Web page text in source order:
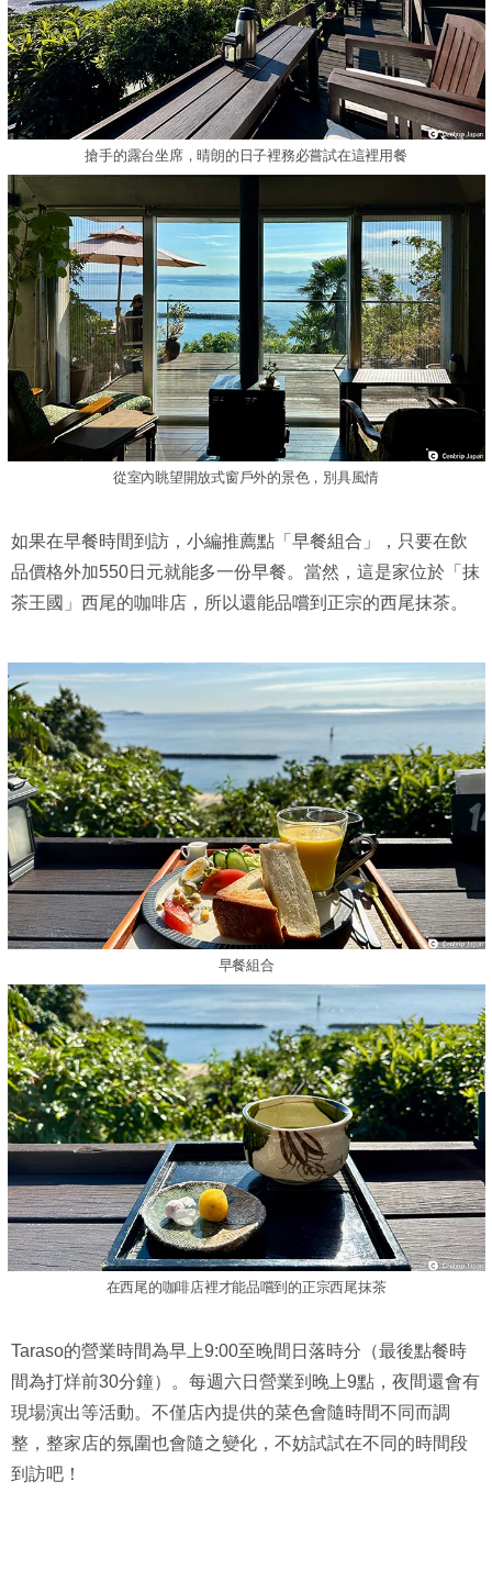
搶手的露台坐席，晴朗的日子裡務必嘗試在這裡用餐
從室內眺望開放式窗戶外的景色，別具風情
如果在早餐時間到訪，小編推薦點「早餐組合」，只要在飲
品價格外加550日元就能多一份早餐。當然，這是家位於「抹
茶王國」西尾的咖啡店，所以還能品嚐到正宗的西尾抹茶。
早餐組合
在西尾的咖啡店裡才能品嚐到的正宗西尾抹茶
Taraso的營業時間為早上9:00至晚間日落時分（最後點餐時
間為打烊前30分鐘）。每週六日營業到晚上9點，夜間還會有
現場演出等活動。不僅店內提供的菜色會隨時間不同而調
整，整家店的氛圍也會隨之變化，不妨試試在不同的時間段
到訪吧！